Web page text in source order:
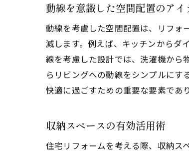
動線を意識した空間配置のアイ
動線を考慮した空間配置は、リフォ
減します。例えば、キッチンからダ
線を考慮した設計では、洗濯機から
らリビングへの動線をシンプルにす
快適に過ごすための重要な要素であ
収納スペースの有効活用術
住宅リフォームを考える際、収納ス